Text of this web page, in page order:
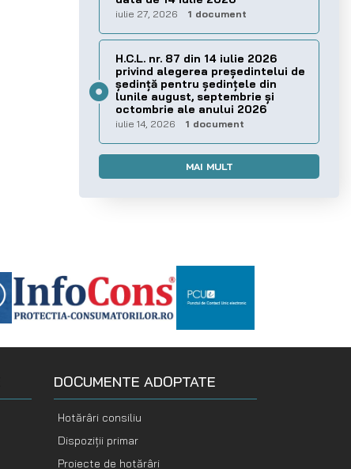
iulie 27, 2026 1 document
H.C.L. nr. 87 din 14 iulie 2026
privind alegerea preşedintelui de
şedinţă pentru ședințele din
lunile august, septembrie și
octombrie ale anului 2026
iulie 14, 2026 1 document
MAI MULT
DOCUMENTE ADOPTATE
Hotărâri consiliu
Dispoziții primar
Proiecte de hotărâri